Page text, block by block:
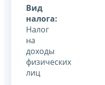
Вид
налога:
Налог
на
доходы
физических
лиц